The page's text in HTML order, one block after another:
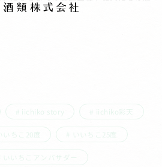
iichiko story iichiko彩天
いいちこ20度 いいちこ25度
いいちこアンバサダー